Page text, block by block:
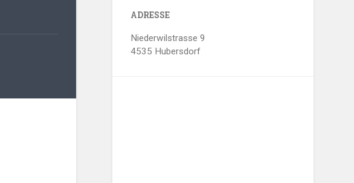
ADRESSE
Niederwilstrasse 9
4535 Hubersdorf